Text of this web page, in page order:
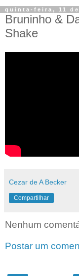
quinta-feira, 11
Bruninho &
Shake
Cezar de A Becker
Compartilhar
Nenhum
Postar um